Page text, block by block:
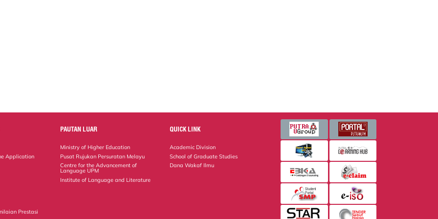
Application
Prestasi
PAUTAN LUAR
Ministry of Higher Education
Pusat Rujukan Persuratan Melayu
Centre for the Advancement of
Language UPM
Institute of Language and Literature
QUICK LINK
Academic Division
School of Graduate Studies
Dana Wakaf Ilmu